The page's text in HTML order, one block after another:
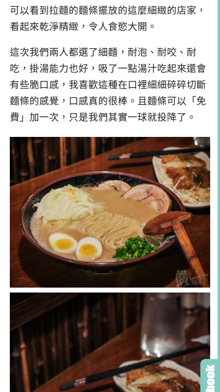
可以看到拉麵的麵條擺放的這麼細緻的店家，
看起來乾淨精緻，令人食慾大開。
這次我們兩人都選了細麵，耐泡、耐咬、耐
吃，掛湯能力也好，吸了一點湯汁吃起來還會
有些脆口感，我喜歡這種在口裡細細碎碎切斷
麵條的感覺，口感真的很棒。且麵條可以「免
費」加一次，只是我們其實一球就投降了。